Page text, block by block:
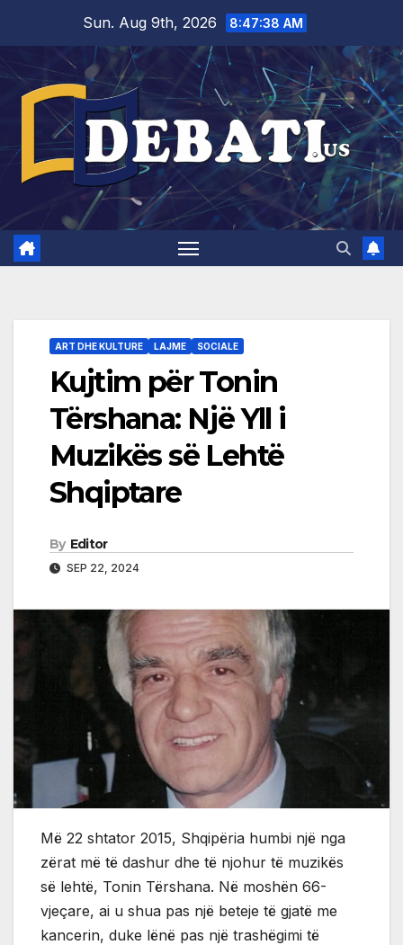
content
Sun. Aug 9th, 2026 8:47:38 AM
ART DHE KULTURE LAJME SOCIALE
Kujtim për Tonin
Tërshana: Një Yll i
Muzikës së Lehtë
Shqiptare
By Editor
SEP 22, 2024
Më 22 shtator 2015, Shqipëria humbi një nga
zërat më të dashur dhe të njohur të muzikës
së lehtë, Tonin Tërshana. Në moshën 66-
vjeçare, ai u shua pas një beteje të gjatë me
kancerin, duke lënë pas një trashëgimi të